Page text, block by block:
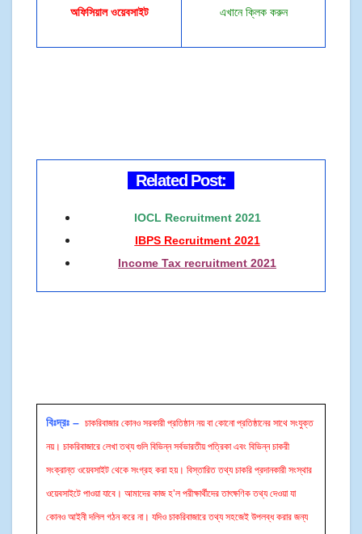
অফিসিয়াল ওয়েবসাইট এখানে ক্লিক করুন
Related Post:
IOCL Recruitment 2021
IBPS Recruitment 2021
Income Tax recruitment 2021
বিঃদ্রঃ – চাকরিবাজার কোনও সরকারী প্রতিষ্ঠান নয় বা কোনো প্রতিষ্ঠানের সাথে সংযুক্ত
নয়। চাকরিবাজারে লেখা তথ্য গুলি বিভিন্ন সর্বভারতীয় পত্রিকা এবং বিভিন্ন চাকরী
সংক্রান্ত ওয়েবসাইট থেকে সংগ্রহ করা হয়। বিস্তারিত তথ্য চাকরি প্রদানকারী সংস্থার
ওয়েবসাইটে পাওয়া যাবে। আমাদের কাজ হ’ল পরীক্ষার্থীদের তাৎক্ষণিক তথ্য দেওয়া যা
কোনও আইনী দলিল গঠন করে না। যদিও চাকরিবাজারে তথ্য সহজেই উপলব্ধ করার জন্য